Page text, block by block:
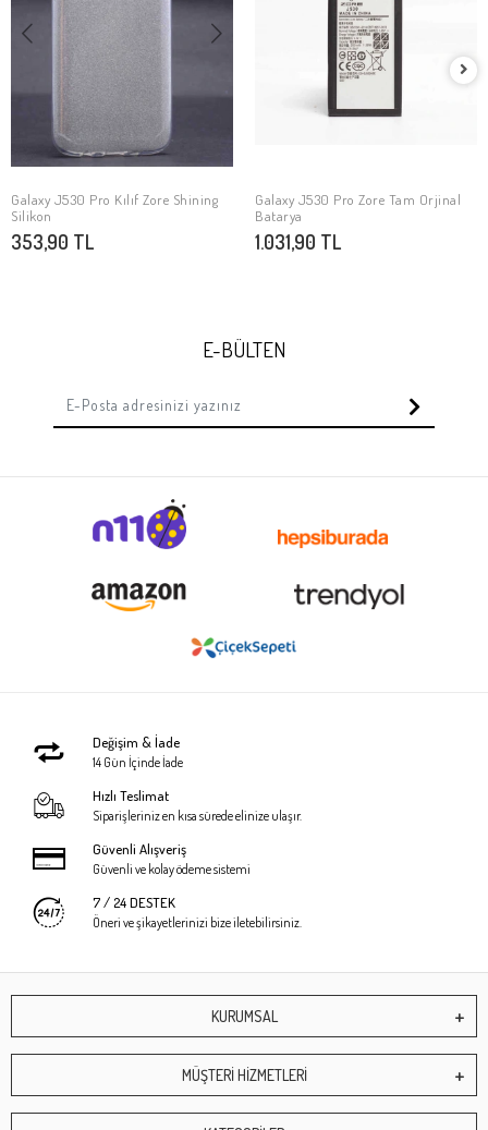
SEPETE EKLE
Galaxy J530 Pro Kılıf Zore Shining
Silikon
353,90 TL
SEPETE EKLE
Galaxy J530 Pro Zore Tam Orjinal
Batarya
1.031,90 TL
E-BÜLTEN
Değişim & İade
14 Gün İçinde İade
Hızlı Teslimat
Siparişleriniz en kısa sürede elinize ulaşır.
Güvenli Alışveriş
Güvenli ve kolay ödeme sistemi
7 / 24 DESTEK
Öneri ve şikayetlerinizi bize iletebilirsiniz.
KURUMSAL
MÜŞTERİ HİZMETLERİ